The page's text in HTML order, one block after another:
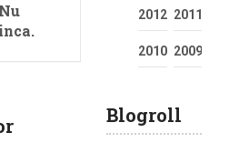
Nu
inca.
2012 2011
2010 2009
Blogroll